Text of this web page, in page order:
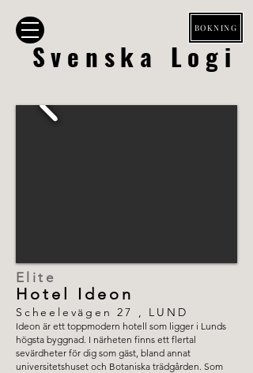
BOKNING
Svenska Logi
Hotel Ideon
Elite
Scheelevägen 27 , LUND
Ideon är ett toppmodern hotell som ligger i Lunds
högsta byggnad. I närheten finns ett flertal
sevärdheter för dig som gäst, bland annat
universitetshuset och Botaniska trädgården. Som